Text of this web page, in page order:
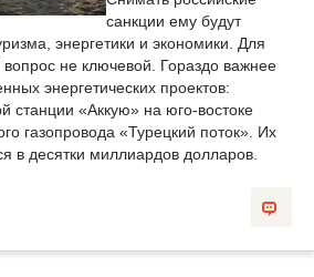
санкции ему будут
энергетики и экономики. Для
вопрос не ключевой. Гораздо важнее
энергетических проектов:
станции «Аккую» на юго-востоке
газопровода «Турецкий поток». Их
в десятки миллиардов долларов.